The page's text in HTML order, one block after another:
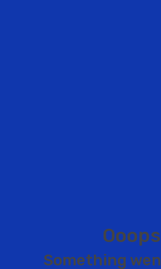
Ooops
Something wen